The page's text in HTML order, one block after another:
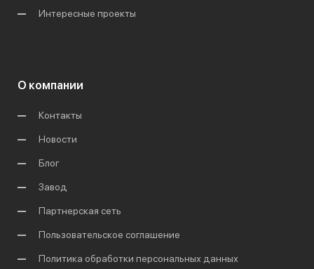
Интересные проекты
О компании
Контакты
Новости
Блог
Завод
Партнерская сеть
Пользовательское соглашение
Политика обработки персональных данных